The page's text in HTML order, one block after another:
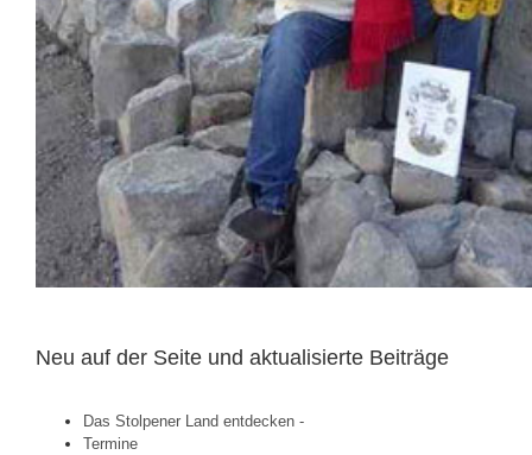
Neu auf der Seite und aktualisierte Beiträge
Das Stolpener Land entdecken -
Termine